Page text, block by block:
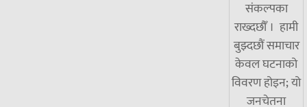
संकल्पका
राख्दछौँ । हामी
बुझ्दछौं समाचार
केवल घटनाको
विवरण होइन; यो
जनचेतना